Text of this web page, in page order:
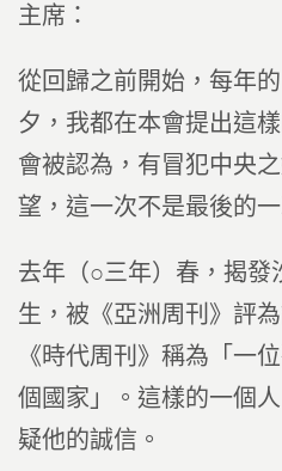
主席：
從回歸之前開始，每年
夕，我都在本會提出這
會被認為，有冒犯中央
望，這一次不是最後的一
去年（○三年）春，揭發
生，被《亞洲周刊》評
《時代周刊》稱為「一
個國家」。這樣的一個
疑他的誠信。